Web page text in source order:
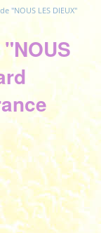
"NOUS LES DIEUX"